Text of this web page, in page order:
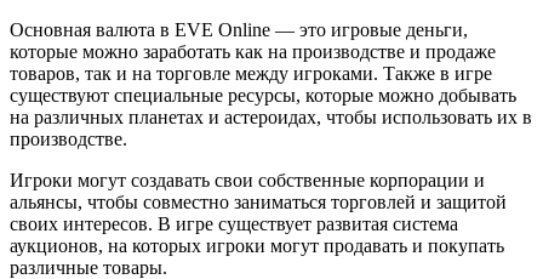
Основная валюта в EVE Online — это игровые деньги,
которые можно заработать как на производстве и продаже
товаров, так и на торговле между игроками. Также в игре
существуют специальные ресурсы, которые можно добывать
на различных планетах и астероидах, чтобы использовать их в
производстве.
Игроки могут создавать свои собственные корпорации и
альянсы, чтобы совместно заниматься торговлей и защитой
своих интересов. В игре существует развитая система
аукционов, на которых игроки могут продавать и покупать
различные товары.